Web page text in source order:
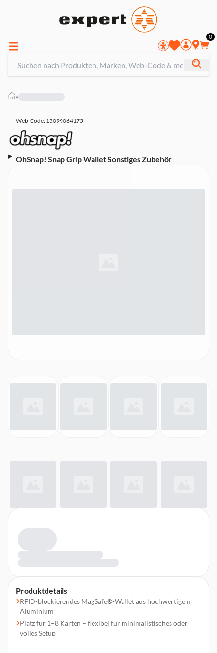
0
»
Web-Code: 15099064175
OhSnap! Snap Grip Wallet Sonstiges Zubehör
Produktdetails
RFID-blockierendes MagSafe®-Wallet aus hochwertigem
Aluminium
Platz für 1–8 Karten – flexibel für minimalistisches oder
volles Setup
Ultrakompaktes Design mit nur 7,8 mm Dicke